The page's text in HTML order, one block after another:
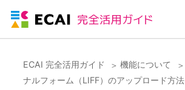
ECAI 完全活用ガイド 機能について
ナルフォーム（LIFF）のアップロード方法